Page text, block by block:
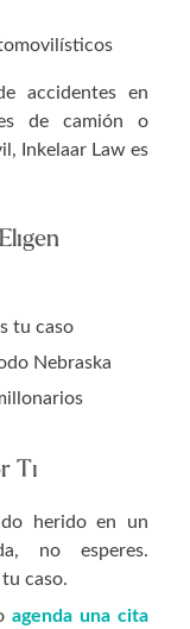
accidentes en
de camión o
Inkelaar Law es
tu caso
Nebraska
Ti
herido en un
no esperes.
caso.
agenda una cita